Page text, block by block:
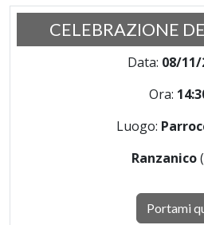
CELEBRAZIONE
Data: 08/11/
Ora:
Luogo:
Ranzanico
Portami